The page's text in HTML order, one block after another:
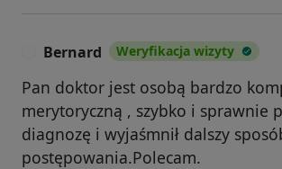
Bernard Weryfikacja wizyty
Pan doktor jest osobą bardzo
merytoryczną , szybko i sprawnie
diagnozę i wyjaśmnił dalszy
postępowania.Polecam.